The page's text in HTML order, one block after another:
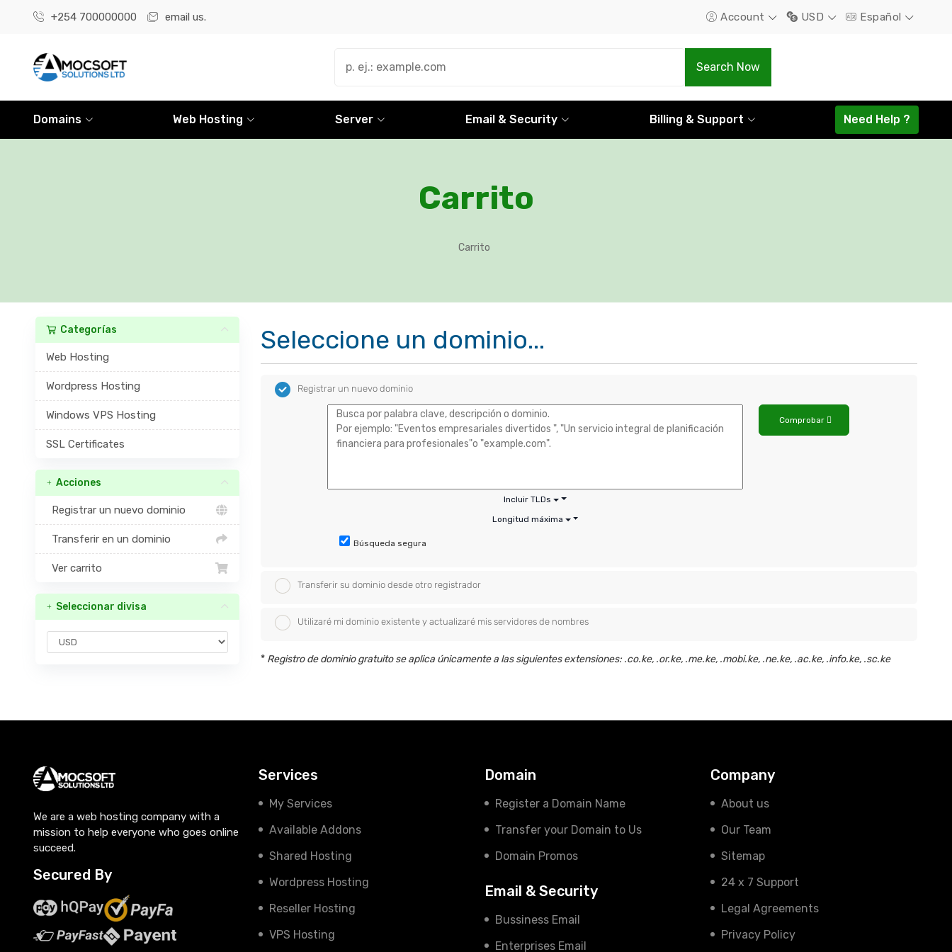
+254 700000000 email us. Account USD Español
Search Now
.Com .Net
Domains Web Hosting Server Email & Security Billing & Support Need Help ?
Carrito
Carrito
Categorías
Web Hosting
Wordpress Hosting
Windows VPS Hosting
SSL Certificates
Acciones
Registrar un nuevo dominio
Transferir en un dominio
Ver carrito
Seleccionar divisa
Seleccione un dominio...
Registrar un nuevo dominio
Comprobar
Incluir TLDs
Longitud máxima
Búsqueda segura
Transferir su dominio desde otro registrador
Utilizaré mi dominio existente y actualizaré mis servidores de nombres
* Registro de dominio gratuito se aplica únicamente a las siguientes extensiones: .co.ke, .or.ke, .me.ke, .mobi.ke, .ne.ke, .ac.ke, .info.ke, .sc.ke
We are a web hosting company with a
mission to help everyone who goes online
succeed.
Secured By
Services
My Services
Available Addons
Shared Hosting
Wordpress Hosting
Reseller Hosting
VPS Hosting
Domain
Register a Domain Name
Transfer your Domain to Us
Domain Promos
Email & Security
Bussiness Email
Enterprises Email
Company
About us
Our Team
Sitemap
24 x 7 Support
Legal Agreements
Privacy Policy